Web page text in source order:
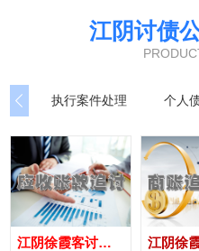
江阴讨债
执行案件处理 个人
江阴徐霞客讨债公司